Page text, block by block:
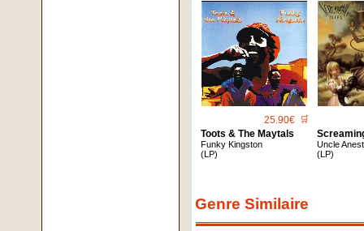
25.90€ 🛒
Toots & The Maytals
Funky Kingston
(LP)
Uncle
(LP)
Genre Similaire